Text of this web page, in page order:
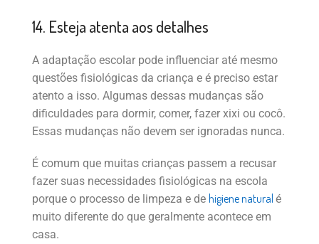
14. Esteja atenta aos detalhes
A adaptação escolar pode influenciar até mesmo
questões fisiológicas da criança e é preciso estar
atento a isso. Algumas dessas mudanças são
dificuldades para dormir, comer, fazer xixi ou cocô.
Essas mudanças não devem ser ignoradas nunca.
É comum que muitas crianças passem a recusar
fazer suas necessidades fisiológicas na escola
porque o processo de limpeza e de higiene natural é
muito diferente do que geralmente acontece em
casa.